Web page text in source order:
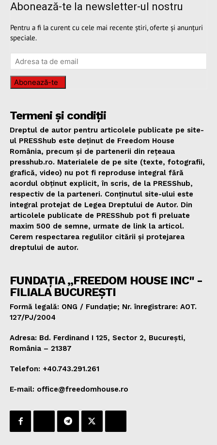
Abonează-te la newsletter-ul nostru
Pentru a fi la curent cu cele mai recente știri, oferte și anunțuri
speciale.
Abonează-te
Termeni și condiții
Dreptul de autor pentru articolele publicate pe site-
ul PRESShub este deținut de Freedom House
România, precum și de partenerii din rețeaua
presshub.ro. Materialele de pe site (texte, fotografii,
grafică, video) nu pot fi reproduse integral fără
acordul obținut explicit, în scris, de la PRESShub,
respectiv de la parteneri. Conținutul site-ului este
integral protejat de Legea Dreptului de Autor. Din
articolele publicate de PRESShub pot fi preluate
maxim 500 de semne, urmate de link la articol.
Cerem respectarea regulilor citării și protejarea
dreptului de autor.
FUNDAȚIA „FREEDOM HOUSE INC" -
FILIALA BUCUREȘTI
Formă legală: ONG / Fundație; Nr. înregistrare: AOT.
127/PJ/2004
Adresa: Bd. Ferdinand I 125, Sector 2, București,
România – 21387
Telefon: +40.743.291.261
E-mail: office@freedomhouse.ro